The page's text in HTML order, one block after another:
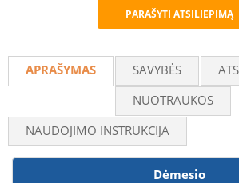
PARAŠYTI ATSILIEPIMĄ
APRAŠYMAS SAVYBĖS
NUOTRAUKOS
NAUDOJIMO INSTRUKCIJA
Dėmesio